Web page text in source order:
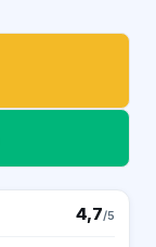
4,7/5